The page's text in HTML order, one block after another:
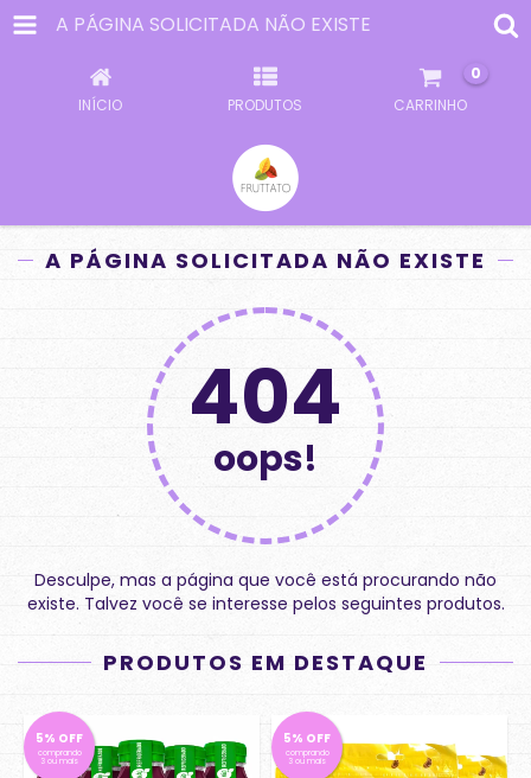
A PÁGINA SOLICITADA NÃO EXISTE
INÍCIO PRODUTOS CARRINHO
0
A PÁGINA SOLICITADA NÃO EXISTE
404
oops!
Desculpe, mas a página que você está procurando não
existe. Talvez você se interesse pelos seguintes produtos.
PRODUTOS EM DESTAQUE
5% OFF
comprando
3 ou mais
5% OFF
comprando
3 ou mais